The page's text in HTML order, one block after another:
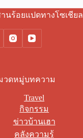
นร้อยแปดทางโซเชียล
วดหมู่บทความ
Travel
กิจกรรม
ข่าวบ้านเฮา
คลังความรู้